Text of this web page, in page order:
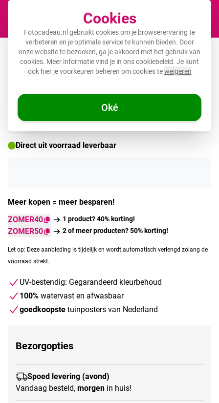
Cookies
Fotocadeau.nl gebruikt cookies om je browserervaring te
verbeteren en je optimale service te kunnen bieden. Door
onze website te bezoeken, ga je akkoord met het gebruik van
cookies. Meer informatie vind je in onscookiebeleid. Je kunt
ook hier je voorkeuren beheren om cookies teweigeren
Oké
Tuinposter - Betoverende Waterval in
de Tropen
Direct uit voorraad leverbaar
Meer kopen = meer besparen!
ZOMER40
1 product? 40% korting!
ZOMER50 2 of meer producten? 50% korting!
Let op: Deze aanbieding is tijdelijk en wordt automatisch verlengd zolang de
voorraad strekt.
UV-bestendig: Gegarandeerd kleurbehoud
100% watervast en afwasbaar
goedkoopste tuinposters van Nederland
Bezorgopties
Spoed levering (avond)
Vandaag besteld, morgen in huis!